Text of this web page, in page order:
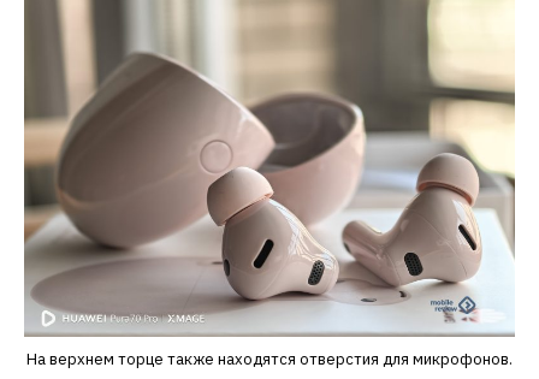
На верхнем торце также находятся отверстия для микрофонов.